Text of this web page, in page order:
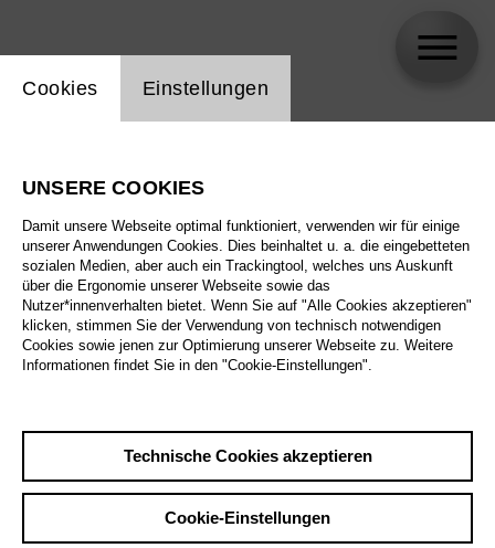
Einstellung Website Cookie
Cookies Einstellungen
UNSERE COOKIES
Damit unsere Webseite optimal funktioniert, verwenden wir für einige
unserer Anwendungen Cookies. Dies beinhaltet u. a. die eingebetteten
sozialen Medien, aber auch ein Trackingtool, welches uns Auskunft
über die Ergonomie unserer Webseite sowie das
Nutzer*innenverhalten bietet. Wenn Sie auf "Alle Cookies akzeptieren"
klicken, stimmen Sie der Verwendung von technisch notwendigen
Cookies sowie jenen zur Optimierung unserer Webseite zu. Weitere
Informationen findet Sie in den "Cookie-Einstellungen".
Technische Cookies akzeptieren
Cookie-Einstellungen